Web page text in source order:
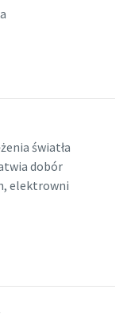
światła
dobór
elektrowni